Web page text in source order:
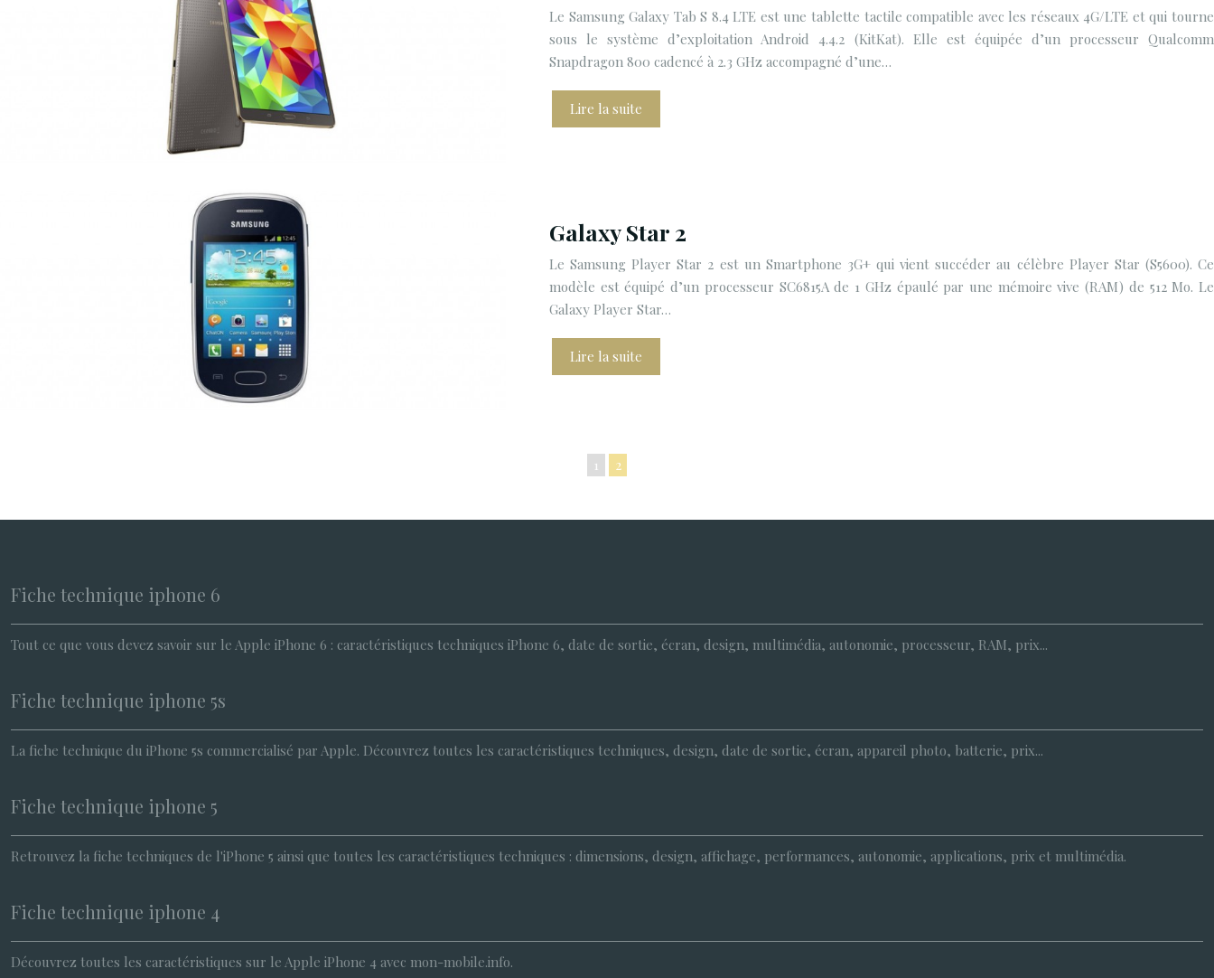
Le Samsung Galaxy Tab S 8.4 LTE est une tablette tactile compatible avec les réseaux 4G/LTE et qui tourne
sous le système d’exploitation Android 4.4.2 (KitKat). Elle est équipée d’un processeur Qualcomm
Snapdragon 800 cadencé à 2.3 GHz accompagné d’une…
Lire la suite
Galaxy Star 2
Le Samsung Player Star 2 est un Smartphone 3G+ qui vient succéder au célèbre Player Star (S5600). Ce
modèle est équipé d’un processeur SC6815A de 1 GHz épaulé par une mémoire vive (RAM) de 512 Mo. Le
Galaxy Player Star…
Lire la suite
1 2
Fiche technique iphone 6
Tout ce que vous devez savoir sur le Apple iPhone 6 : caractéristiques techniques iPhone 6, date de sortie, écran, design, multimédia, autonomie, processeur, RAM, prix...
Fiche technique iphone 5s
La fiche technique du iPhone 5s commercialisé par Apple. Découvrez toutes les caractéristiques techniques, design, date de sortie, écran, appareil photo, batterie, prix...
Fiche technique iphone 5
Retrouvez la fiche techniques de l'iPhone 5 ainsi que toutes les caractéristiques techniques : dimensions, design, affichage, performances, autonomie, applications, prix et multimédia.
Fiche technique iphone 4
Découvrez toutes les caractéristiques sur le Apple iPhone 4 avec mon-mobile.info.